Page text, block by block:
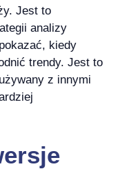
Jest to
analizy
kiedy
trendy. Jest to
z innymi